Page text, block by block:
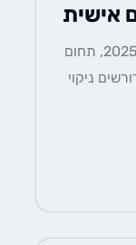
בשנת 2025, תחום